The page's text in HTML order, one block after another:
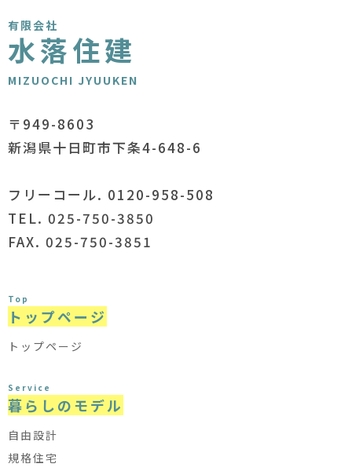
有限会社
水落住建
MIZUOCHI JYUUKEN
〒949-8603
新潟県十日町市下条4-648-6
フリーコール. 0120-958-508
TEL. 025-750-3850
FAX. 025-750-3851
Top
トップページ
トップページ
Service
暮らしのモデル
自由設計
規格住宅